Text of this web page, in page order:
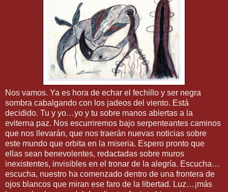
Nos vamos. Ya es hora de echar el fechillo y ser negra
sombra cabalgando con los jadeos del viento. Está
decidido. Tu y yo…yo y tu sobre manos abiertas a la
eviterna paz. Nos escurriremos bajo serpenteantes caminos
que nos llevarán, que nos traerán nuevas noticias sobre
este mundo que orbita en la miseria. Espero pronto que
ellas sean benevolentes, redactadas sobre muros
inexistentes, invisibles en el tronar de la alegría. Escucha…
escucha, nuestro ha comenzado dentro de una frontera de
ojos blancos que miran ese faro de la libertad. Luz…¡más